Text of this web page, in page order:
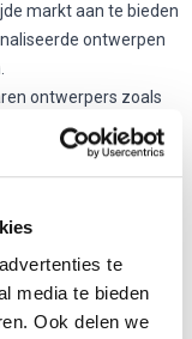
te
media te bieden
Ook delen we
markt aan te bieden
ontwerpen
ontwerpers zoals
Molina.